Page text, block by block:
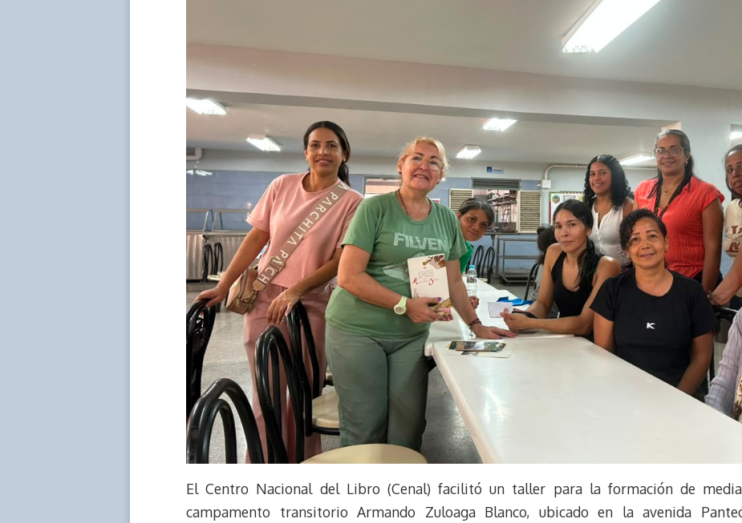
El Centro Nacional del Libro (Cenal) facilitó un taller para la formación de
campamento transitorio Armando Zuloaga Blanco, ubicado en la avenida